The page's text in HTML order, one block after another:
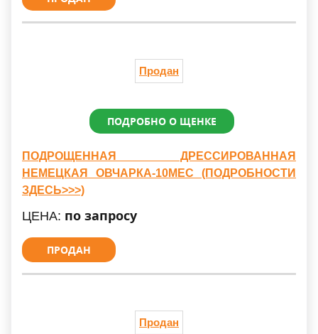
Продан
ПОДРОБНО О ЩЕНКЕ
ПОДРОЩЕННАЯ ДРЕССИРОВАННАЯ
НЕМЕЦКАЯ ОВЧАРКА-10МЕС (ПОДРОБНОСТИ
ЗДЕСЬ>>>)
ЦЕНА: по запросу
ПРОДАН
Продан